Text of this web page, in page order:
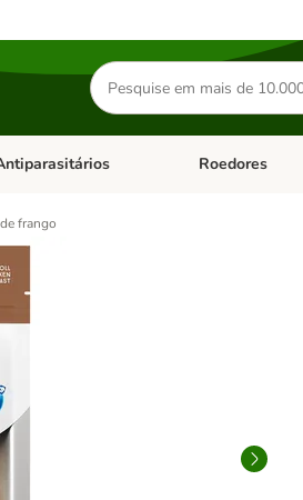
Pesquisar
produtos
menu de categoria: Dieta Vet.Abrir menu de
Roedores
frango